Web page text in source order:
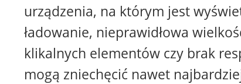
urządzenia, na którym jest
ładowanie, nieprawidłowa
klikalnych elementów czy brak
mogą zniechęcić nawet